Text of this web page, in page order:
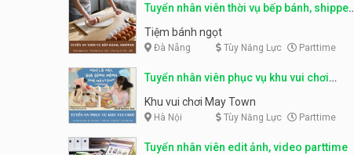
Tuyển nhân viên thời vụ bếp bánh, shipper
parttime
Tiệm bánh ngọt
Đà Nẵng Tùy Năng Lực Parttime
Tuyển nhân viên phục vụ khu vui chơi
parttime linh động
Khu vui chơi May Town
Hà Nội Tùy Năng Lực Parttime
Tuyển nhân viên edit ảnh, video parttime